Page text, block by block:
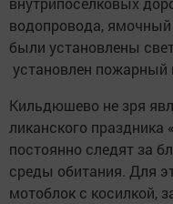
водопровода, ямочный
были установлены
установлен пожарный
Кильдюшево не зря
ликанского
постоянно следят за
среды обитания. Для
мотоблок с косилкой,